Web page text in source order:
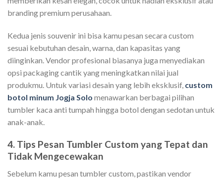
branding premium perusahaan.
Kedua jenis souvenir ini bisa kamu pesan secara custom
sesuai kebutuhan desain, warna, dan kapasitas yang
diinginkan. Vendor profesional biasanya juga menyediakan
opsi packaging cantik yang meningkatkan nilai jual
produkmu. Untuk variasi desain yang lebih eksklusif, custom
botol minum Jogja Solo menawarkan berbagai pilihan
tumbler kaca anti tumpah hingga botol dengan sedotan untuk
anak-anak.
4. Tips Pesan Tumbler Custom yang Tepat dan
Tidak Mengecewakan
Sebelum kamu pesan tumbler custom, pastikan vendor